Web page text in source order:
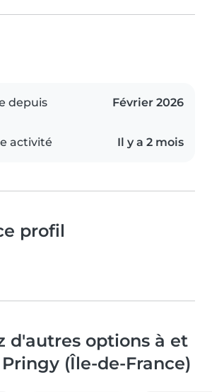
depuis Février 2026
activité Il y a 2 mois
profil
d'autres options à et
(Île-de-France)